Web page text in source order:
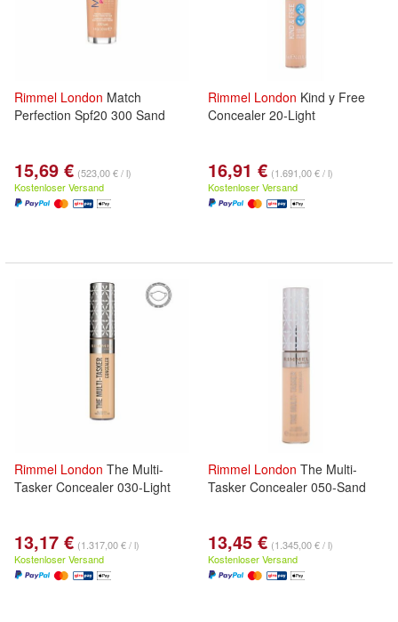
Rimmel London Match
Perfection Spf20 300 Sand
15,69 € (523,00 € / l)
Kostenloser Versand
Rimmel London Kind y Free
Concealer 20-Light
16,91 € (1.691,00 € / l)
Kostenloser Versand
Rimmel London The Multi-
Tasker Concealer 030-Light
13,17 € (1.317,00 € / l)
Kostenloser Versand
Rimmel London The Multi-
Tasker Concealer 050-Sand
13,45 € (1.345,00 € / l)
Kostenloser Versand